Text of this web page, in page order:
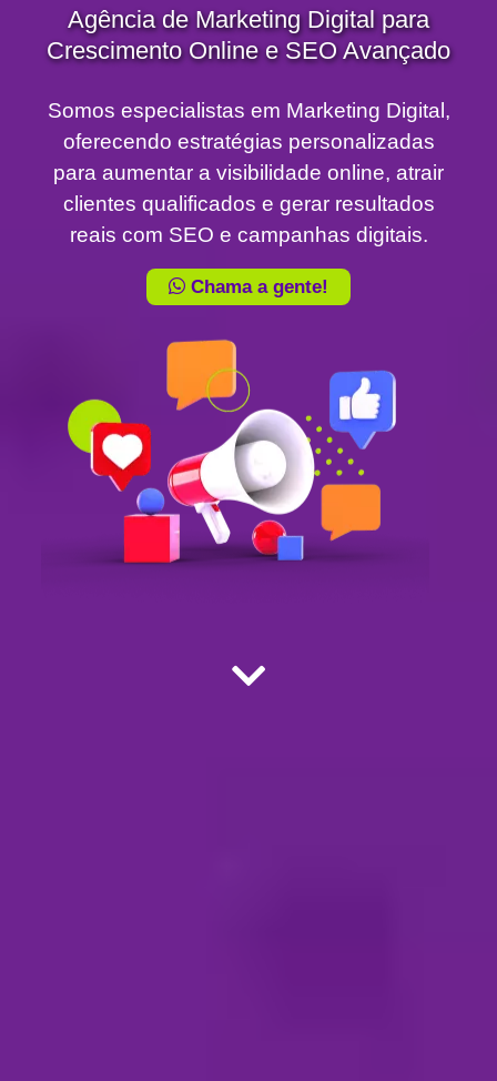
Agência de Marketing Digital para
Crescimento Online e SEO Avançado
Somos especialistas em Marketing Digital,
oferecendo estratégias personalizadas
para aumentar a visibilidade online, atrair
clientes qualificados e gerar resultados
reais com SEO e campanhas digitais.
Chama a gente!